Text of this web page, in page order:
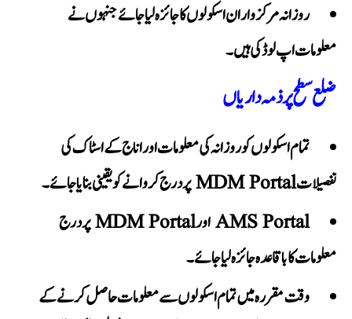
روزانہ مرکز وار ان اسکولوں کا جائزہ لیا جائے جنہوں نے
معلومات اپ لوڈ کی ہیں۔
ضلع سطح پر ذمہ داریاں
تمام اسکولوں کو روزانہ کی معلومات اور اناج کے اسٹاک کی
تفصیلات MDM Portal پر درج کروانے کو یقینی بنایا جائے۔
AMS Portal اور MDM Portal پر درج
معلومات کا باقاعدہ جائزہ لیا جائے۔
وقت مقررہ میں تمام اسکولوں سے معلومات حاصل کرنے کے